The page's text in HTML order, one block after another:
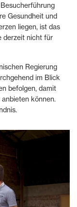
Gesundheit und
liegen, ist das
derzeit nicht für
Regierung
im Blick
befolgen, damit
können.